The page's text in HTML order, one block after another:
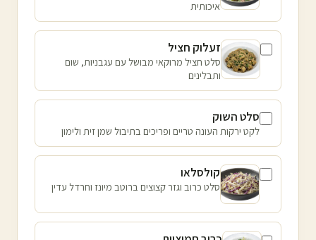
איכותית
זעלוק חציל
סלט חציל מרוקאי מבושל עם עגבניות, שום
ותבלינים
סלט השוק
לקט ירקות העונה טריים ופריכים בתיבול שמן זית ולימון
קולסלאו
סלט כרוב וגזר קצוצים ברוטב מיונז וחרדל עדין